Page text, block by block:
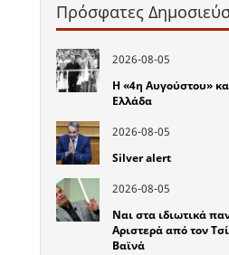
Πρόσφατες
2026-08-05
Η «4η Αυγούστου»
Ελλάδα
2026-08-05
Silver alert
2026-08-05
Ναι στα ιδιωτικά
Αριστερά από τον
Βαϊνά